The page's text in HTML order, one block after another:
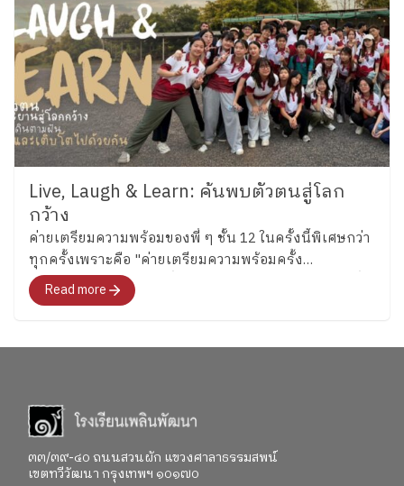
Live, Laugh & Learn: ค้นพบตัวตนสู่โลก
กว้าง
ค่ายเตรียมความพร้อมของพี่ ๆ ชั้น 12 ในครั้งนี้พิเศษกว่า
ทุกครั้งเพราะคือ "ค่ายเตรียมความพร้อมครั้ง
สุดท้าย"สำหรับอนาคตที่พวกเขากำลังจะก้าวไปเผชิญที่
จะพาทุกคนไปสำรวจอารมณ์ ความรู้สึก และค้นหาคำ
Read more
๓๓/๓๙-๔๐ ถนนสวนผัก แขวงศาลาธรรมสพน์
เขตทวีวัฒนา กรุงเทพฯ ๑๐๑๗๐